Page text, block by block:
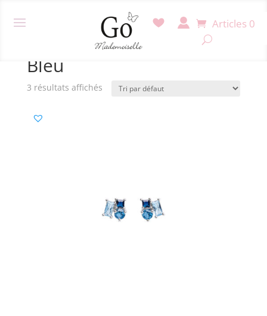
Articles 0
/ Produit Couleur pierre / Bleu
Bleu
3 résultats affichés